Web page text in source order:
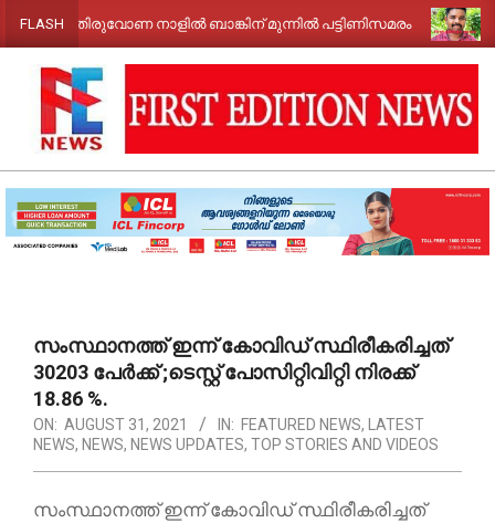
to
content
FLASH
തിരുവോണ നാളിൽ ബാങ്കിന് മുന്നിൽ പട്ടിണിസമരം മീൻ
FIRST
EDITION
NEWS
Menuസംസ്ഥാനത്ത് ഇന്ന് കോവിഡ് സ്ഥിരീകരിച്ചത്
30203 പേർക്ക് ;ടെസ്റ്റ് പോസിറ്റിവിറ്റി നിരക്ക്
18.86 %.
ON: AUGUST 31, 2021 IN: FEATURED NEWS,
LATEST
NEWS, NEWS, NEWS UPDATES, TOP STORIES AND VIDEOS
സംസ്ഥാനത്ത് ഇന്ന് കോവിഡ് സ്ഥിരീകരിച്ചത്